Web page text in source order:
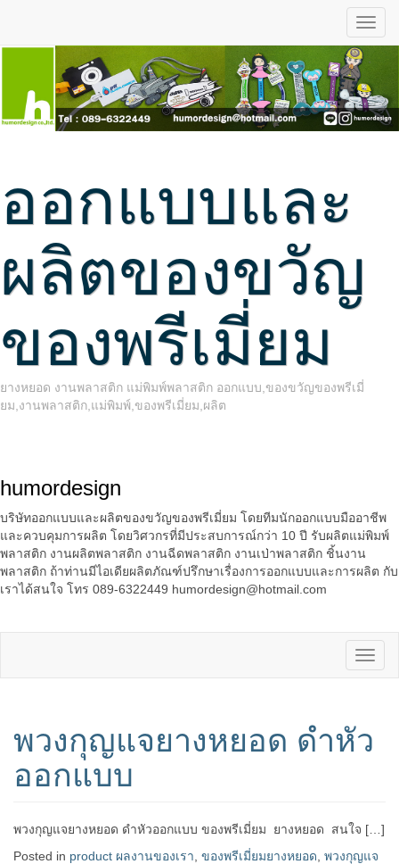
ออกแบบและ
ผลิตของขวัญ
ของพรีเมี่ยม
ยางหยอด งานพลาสติก แม่พิมพ์พลาสติก ออกแบบ,ของขวัญของพรีเมี่
ยม,งานพลาสติก,แม่พิมพ์,ของพรีเมี่ยม,ผลิต
humordesign
บริษัทออกแบบและผลิตของขวัญของพรีเมี่ยม โดยทีมนักออกแบบมืออาชีพ
และควบคุมการผลิต โดยวิศวกรที่มีประสบการณ์กว่า 10 ปี รับผลิตแม่พิมพ์
พลาสติก งานผลิตพลาสติก งานฉีดพลาสติก งานเป่าพลาสติก ชิ้นงาน
พลาสติก ถ้าท่านมีไอเดียผลิตภัณฑ์ปรึกษาเรื่องการออกแบบและการผลิต กับ
เราได้สนใจ โทร 089-6322449 humordesign@hotmail.com
พวงกุญแจยางหยอด ดำหัว
ออกแบบ
พวงกุญแจยางหยอด ดำหัวออกแบบ ของพรีเมี่ยม ยางหยอด สนใจ […]
Posted in product ผลงานของเรา ของพรีเมี่ยมยางหยอด พวงกุญแจ